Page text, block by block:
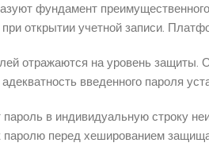
фундамент
открытии учетной записи.
отражаются на уровень
введенного пароля
пароль в индивидуальную строку
перед хешированием